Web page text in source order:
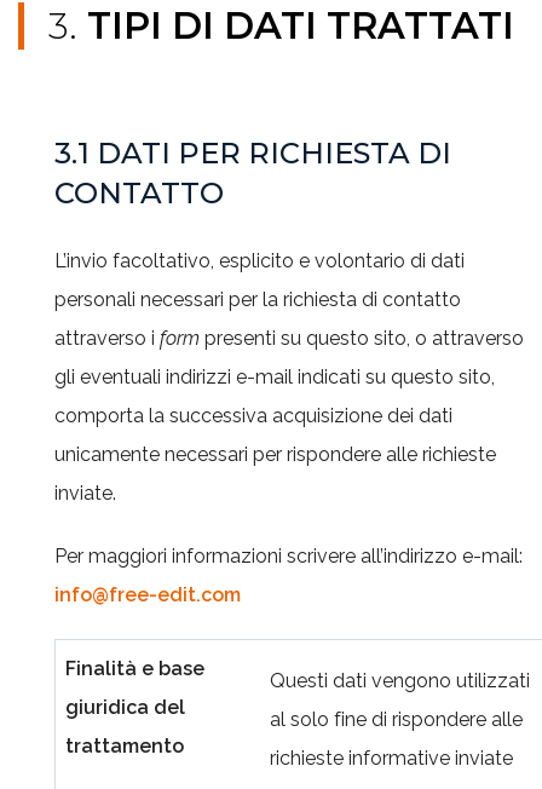
3. TIPI DI DATI TRATTATI
3.1 DATI PER RICHIESTA DI
CONTATTO
L’invio facoltativo, esplicito e volontario di dati
personali necessari per la richiesta di contatto
attraverso i form presenti su questo sito, o attraverso
gli eventuali indirizzi e-mail indicati su questo sito,
comporta la successiva acquisizione dei dati
unicamente necessari per rispondere alle richieste
inviate.
Per maggiori informazioni scrivere all’indirizzo e-mail:
info@free-edit.com
Finalità e base
giuridica del
trattamento
Questi dati vengono utilizzati
al solo fine di rispondere alle
richieste informative inviate